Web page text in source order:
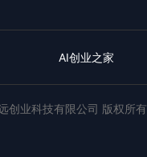
AI创业之家
业科技有限公司 版权所有